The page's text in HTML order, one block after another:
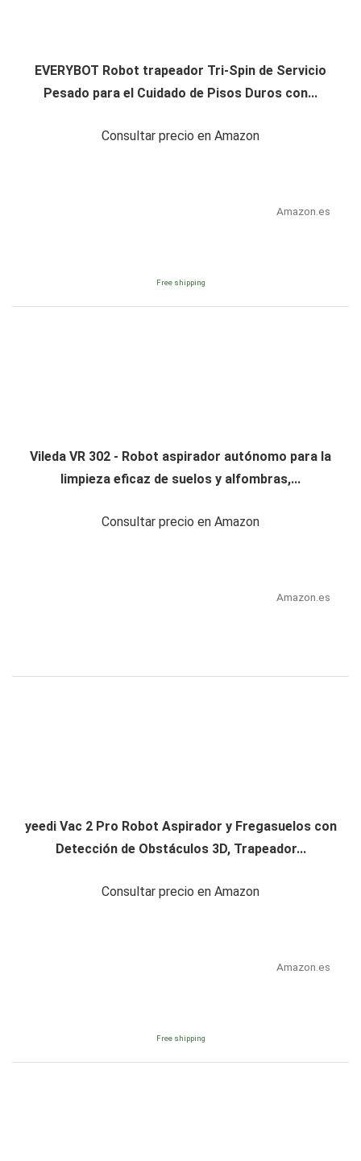
EVERYBOT Robot trapeador Tri-Spin de Servicio
Pesado para el Cuidado de Pisos Duros con...
Consultar precio en Amazon
Amazon.es
Free shipping
Vileda VR 302 - Robot aspirador autónomo para la
limpieza eficaz de suelos y alfombras,...
Consultar precio en Amazon
Amazon.es
yeedi Vac 2 Pro Robot Aspirador y Fregasuelos con
Detección de Obstáculos 3D, Trapeador...
Consultar precio en Amazon
Amazon.es
Free shipping